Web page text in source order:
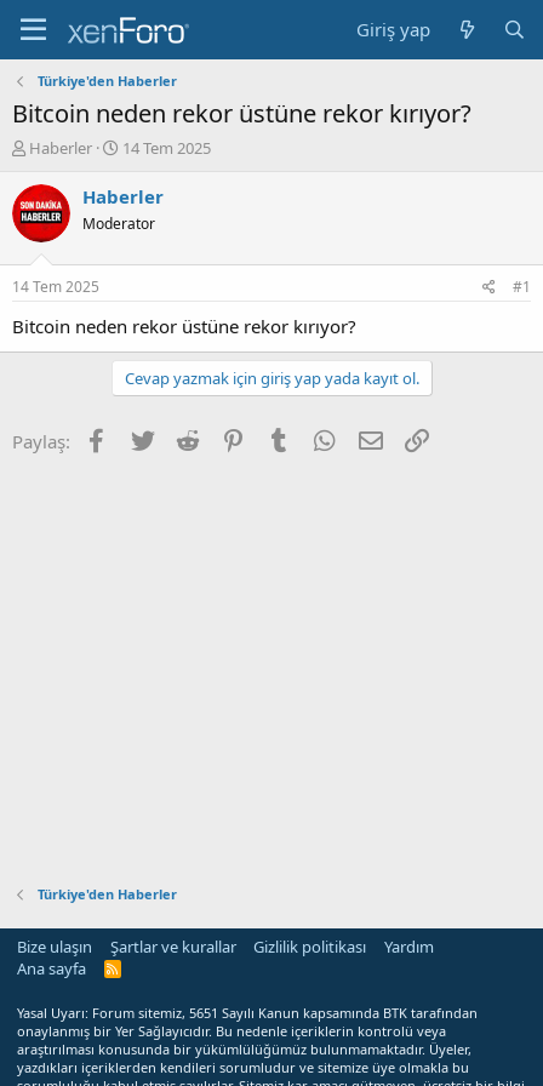
Giriş yap
Türkiye'den Haberler
Bitcoin neden rekor üstüne rekor kırıyor?
K
n
b
u
u
b
a
n
Haberler
B
ş
a
ç
a
r
14 Tem 2025
Haberler
Moderator
14 Tem 2025 #1
Bitcoin neden rekor üstüne rekor kırıyor?
Cevap yazmak için giriş yap yada kayıt ol.
Paylaş: Facebook
Twitter Reddit PinterestTumblr WhatsApp
E-posta
Türkiye'den Haberler
Bize ulaşın Şartlar ve kurallar Gizlilik politikası
Yardım
Ana sayfa
R
Yasal Uyarı: Forum sitemiz, 5651 Sayılı Kanun kapsamında BTK tarafından
onaylanmış bir Yer Sağlayıcıdır. Bu nedenle içeriklerin kontrolü veya
araştırılması konusunda bir yükümlülüğümüz bulunmamaktadır. Üyeler,
yazdıkları içeriklerden kendileri sorumludur ve sitemize üye olmakla bu